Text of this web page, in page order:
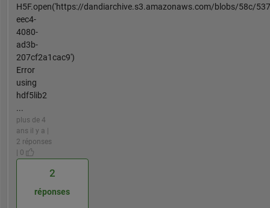
H5F.open('https://dandiarchive.s3.amazonaws.com/blobs/58c/
eec4-
4080-
ad3b-
207cf2a1cac9')
Error
using
hdf5lib2
...
plus de 4
ans il y a |
2 réponses
| 0
2
réponses